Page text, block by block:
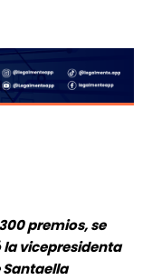
premios, se
vicepresidenta
Santaella